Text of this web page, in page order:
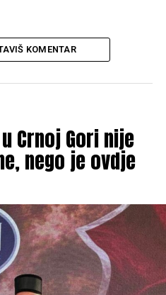
KOMENTAR
Crnoj Gori nije
nego je ovdje